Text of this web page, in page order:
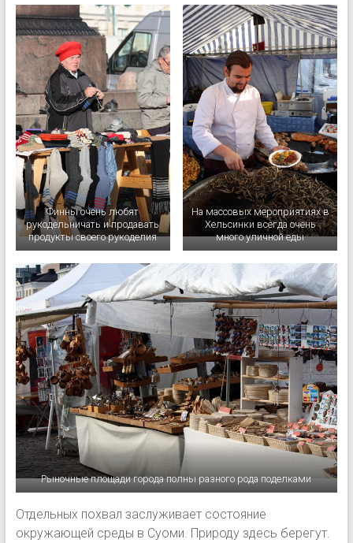
Финны очень любят
рукодельничать и продавать
продукты своего рукоделия
На массовых мероприятиях в
Хельсинки всегда очень
много уличной еды
Рыночные площади города полны разного рода поделками
Отдельных похвал заслуживает состояние
окружающей среды в Суоми. Природу здесь берегут.